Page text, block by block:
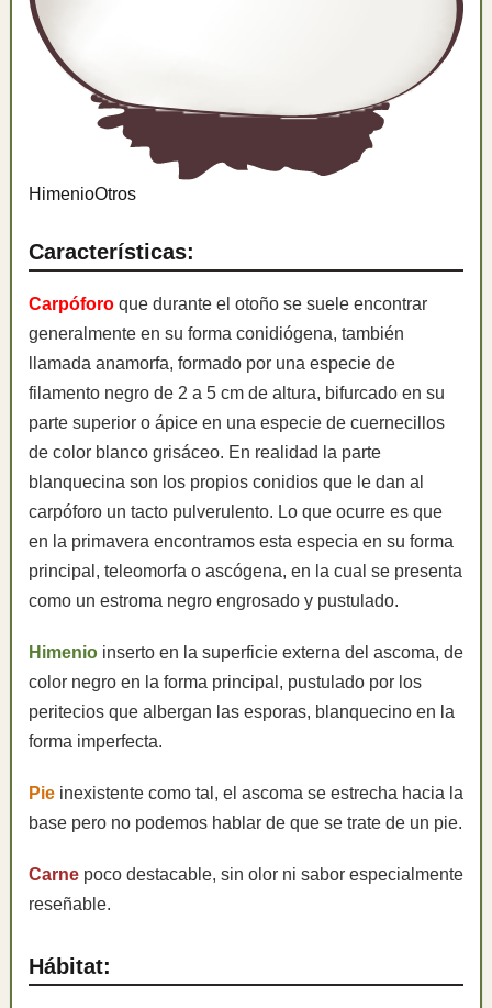
HimenioOtros
Características:
Carpóforo que durante el otoño se suele encontrar
generalmente en su forma conidiógena, también
llamada anamorfa, formado por una especie de
filamento negro de 2 a 5 cm de altura, bifurcado en su
parte superior o ápice en una especie de cuernecillos
de color blanco grisáceo. En realidad la parte
blanquecina son los propios conidios que le dan al
carpóforo un tacto pulverulento. Lo que ocurre es que
en la primavera encontramos esta especia en su forma
principal, teleomorfa o ascógena, en la cual se presenta
como un estroma negro engrosado y pustulado.
Himenio inserto en la superficie externa del ascoma, de
color negro en la forma principal, pustulado por los
peritecios que albergan las esporas, blanquecino en la
forma imperfecta.
Pie inexistente como tal, el ascoma se estrecha hacia la
base pero no podemos hablar de que se trate de un pie.
Carne poco destacable, sin olor ni sabor especialmente
reseñable.
Hábitat: